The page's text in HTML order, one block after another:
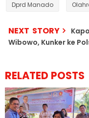
Dprd Manado
NEXT STORY
Wibowo, Kunker ke
RELATED POSTS